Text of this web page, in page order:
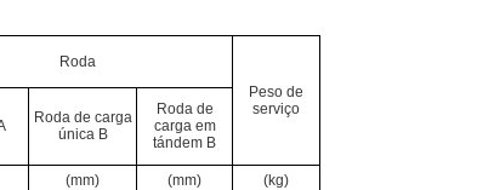
Roda
Peso de
serviço
Roda de carga
única B
Roda de
carga em
tándem B
(mm) (mm)
(kg)